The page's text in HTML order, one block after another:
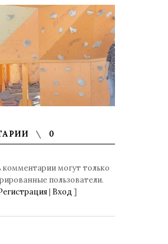
0
комментарии могут только
пользователи.
| Вход ]